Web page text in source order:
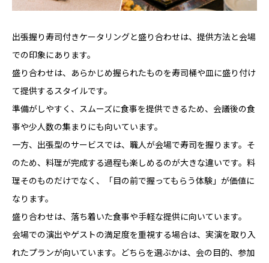
出張握り寿司付きケータリングと盛り合わせは、提供方法と会場
での印象にあります。
盛り合わせは、あらかじめ握られたものを寿司桶や皿に盛り付け
て提供するスタイルです。
準備がしやすく、スムーズに食事を提供できるため、会議後の食
事や少人数の集まりにも向いています。
一方、出張型のサービスでは、職人が会場で寿司を握ります。そ
のため、料理が完成する過程も楽しめるのが大きな違いです。料
理そのものだけでなく、「目の前で握ってもらう体験」が価値に
なります。
盛り合わせは、落ち着いた食事や手軽な提供に向いています。
会場での演出やゲストの満足度を重視する場合は、実演を取り入
れたプランが向いています。どちらを選ぶかは、会の目的、参加